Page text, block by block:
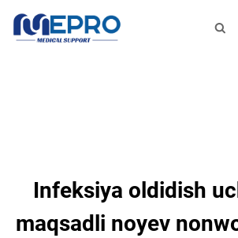

Infeksiya oldidish
maqsadli noyev